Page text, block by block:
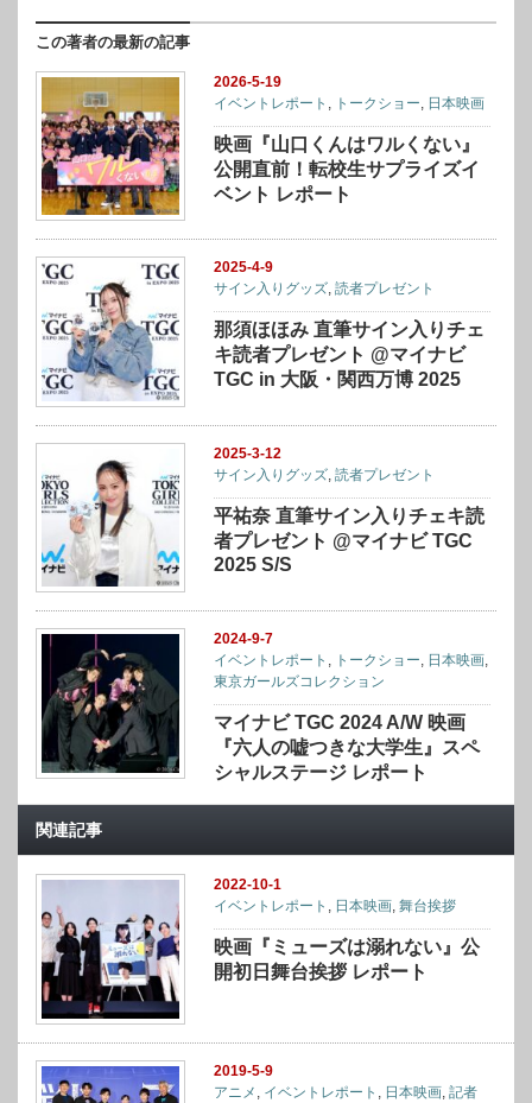
この著者の最新の記事
2026-5-19
イベントレポート , トークショー, 日本映画
映画『山口くんはワルくない』
公開直前！転校生サプライズイ
ベント レポート
2025-4-9
サイン入りグッズ,読者プレゼント
那須ほほみ 直筆サイン入りチェ
キ読者プレゼント @マイナビ
TGC in 大阪・関⻄万博 2025
2025-3-12
サイン入りグッズ ,読者プレゼント
平祐奈 直筆サイン入りチェキ読
者プレゼント @マイナビ TGC
2025 S/S
2024-9-7
イベントレポート , トークショー, 日本映画,
東京ガールズコレクション
マイナビ TGC 2024 A/W 映画
『六人の嘘つきな大学生』スペ
シャルステージ レポート
関連記事
2022-10-1
イベントレポート , 日本映画,舞台挨拶
映画『ミューズは溺れない』公
開初日舞台挨拶 レポート
2019-5-9
アニメ
イベントレポート 日本映画 ,記者